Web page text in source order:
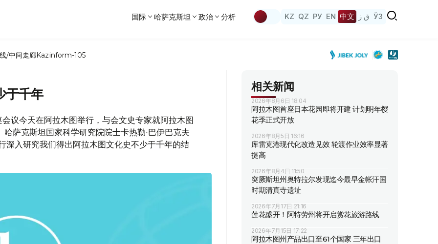
国际 哈萨克斯坦 政治 分析 KZ QZ РУ EN 中文 ق ز ЎЗ
/中间走廊Kazinform-105
于千年
议今天在阿拉木图举行，与会文史专家就阿拉木图
萨克斯坦国家科学研究院院士卡热勒∙巴伊巴克夫
入研究我们得出阿拉木图文化史不少于千年的结
相关新闻
2026年8月6日 18:04
阿拉木图首座日本花园即将开建 计划明年樱
花季正式开放
2026年8月5日 16:16
库雷克港现代化改造见效 轮渡作业效率显著
提高
2026年8月4日 11:50
突厥斯坦州奥特拉尔发现迄今最早金帐汗国
时期清真寺遗址
2026年7月17日 21:16
莲花盛开！阿特劳州将开启赏花旅游路线
2026年7月15日 17:22
阿拉木图州产品出口至61个国家 三年出口